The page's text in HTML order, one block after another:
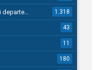
1.318
43
11
180